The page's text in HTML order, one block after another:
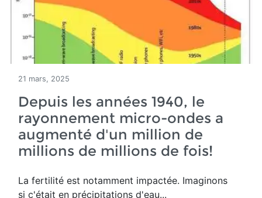
21 mars, 2025
Depuis les années 1940, le
rayonnement micro-ondes a
augmenté d'un million de
millions de millions de fois!
La fertilité est notamment impactée. Imaginons
si c'était en précipitations d'eau...